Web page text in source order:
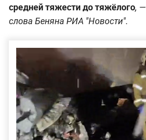
средней тяжести до тяжёлого, —
слова Беняна РИА "Новости".